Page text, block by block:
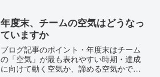
長年現場で見てきて感じるのは、本質的
な差は「思考の順番」にある...
年度末、チームの空気はどうなっ
ていますか
ブログ記事のポイント・年度末はチーム
の「空気」が最も表れやすい時期・達成
に向けて動く空気か、諦める空気かで結